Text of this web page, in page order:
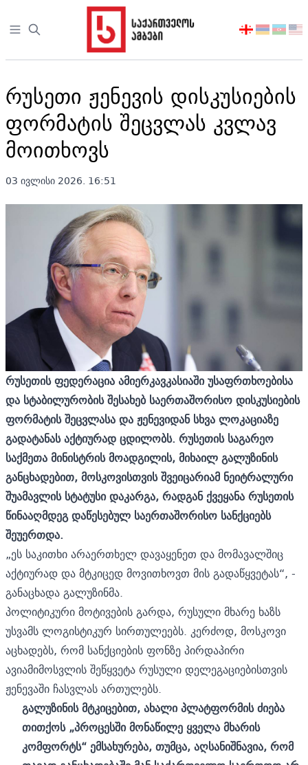
Open sidebar
აირჩიეთ
რუსეთი ჟენევის დისკუსიების
ფორმატის შეცვლას კვლავ
მოითხოვს
03 ივლისი 2026. 16:51
რუსეთის ფედერაცია ამიერკავკასიაში უსაფრთხოებისა
და სტაბილურობის შესახებ საერთაშორისო დისკუსიების
ფორმატის შეცვლასა და ჟენევიდან სხვა ლოკაციაზე
გადატანას აქტიურად ცდილობს. რუსეთის საგარეო
საქმეთა მინისტრის მოადგილის, მიხაილ გალუზინის
განცხადებით, მოსკოვისთვის შვეიცარიამ ნეიტრალური
შუამავლის სტატუსი დაკარგა, რადგან ქვეყანა რუსეთის
წინააღმდეგ დაწესებულ საერთაშორისო სანქციებს
შეუერთდა.
„ეს საკითხი არაერთხელ დავაყენეთ და მომავალშიც
აქტიურად და მტკიცედ მოვითხოვთ მის გადაწყვეტას“, -
განაცხადა გალუზინმა.
პოლიტიკური მოტივების გარდა, რუსული მხარე ხაზს
უსვამს ლოგისტიკურ სირთულეებს. კერძოდ, მოსკოვი
აცხადებს, რომ სანქციების ფონზე პირდაპირი
ავიამიმოსვლის შეწყვეტა რუსული დელეგაციებისთვის
ჟენევაში ჩასვლას ართულებს.
გალუზინის მტკიცებით, ახალი პლატფორმის ძიება
თითქოს „პროცესში მონაწილე ყველა მხარის
კომფორტს“ ემსახურება, თუმცა, აღსანიშნავია, რომ